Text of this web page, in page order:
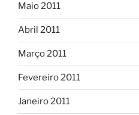
Maio 2011
Abril 2011
Março 2011
Fevereiro 2011
Janeiro 2011